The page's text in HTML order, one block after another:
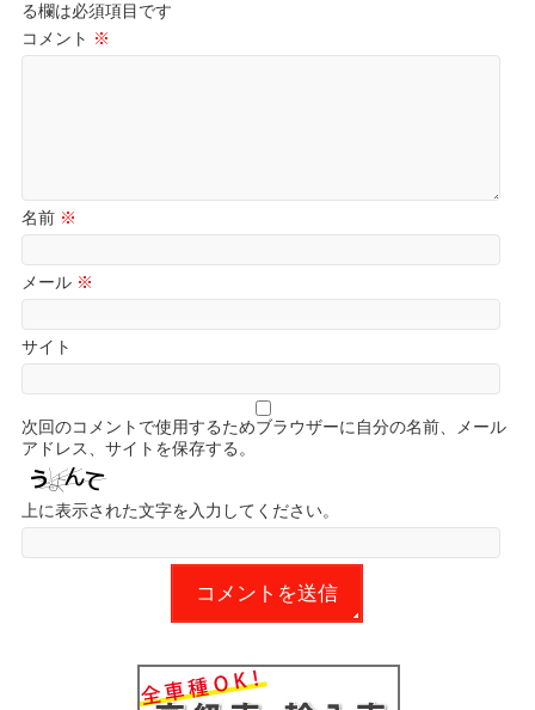
る欄は必須項目です
コメント ※
名前 ※
メール ※
サイト
次回のコメントで使用するためブラウザーに自分の名前、メール
アドレス、サイトを保存する。
上に表示された文字を入力してください。